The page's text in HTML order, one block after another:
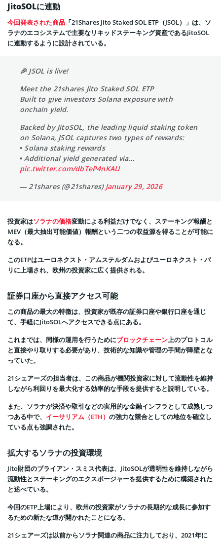
JitoSOLに連動
今回発表された商品 「21Shares Jito Staked SOL ETP（JSOL）」は、ソ
ラナのエコシステムで主要なリキッドステーキング資産であるJitoSOL
に連動するように設計されている。
🎉 JSOL is live!
Meet the 21shares Jito Staked SOL ETP
Built to give investors Solana exposure with
onchain yield.
Backed by JitoSOL, the leading liquid staking token
on Solana, JSOL captures two types of rewards:
• Solana staking rewards
• Additional yield generated via…
pic.twitter.com/dbTeP4nKAU
— 21shares (@21shares) January 29, 2026
投資家はソラナの価格変動による利益だけでなく、ステーキング報酬と
MEV（最大抽出可能価値）報酬という二つの収益源を得ることが可能に
なる。
このETPはユーロネクスト・アムステルダムおよびユーロネクスト・パ
リに上場され、欧州の投資家に広く提供される。
証券口座から直接アクセス可能
この商品の最大の特徴は、投資家が既存の証券口座や銀行口座を通じ
て、手軽にJitoSOLへアクセスできる点にある。
これまでは、同様の運用を行うためにブロックチェーン上のプロトコル
と直接やり取りする必要があり、技術的な知識や管理の手間が障壁とな
っていた。
21シェアーズの担当者は、この商品が機関投資家に対して流動性を維持
しながら利回りを最大化する効率的な手段を提供すると説明している。
また、ソラナが決済や取引などの実用的な金融インフラとして成熟しつ
つある中で、 イーサリアム（ETH） の強力な競合としての地位を確立し
ている点も強調された。
拡大するソラナの投資環境
Jito財団のブライアン・スミス代表は、JitoSOLが透明性を維持しながら
流動性とステーキングのエクスポージャーを提供するために構築された
と述べている。
今回のETP上場により、欧州の投資家がソラナの長期的な成長に参加す
るための新たな道が開かれたことになる。
21シェアーズは以前からソラナ関連の商品に注力しており、2021年に